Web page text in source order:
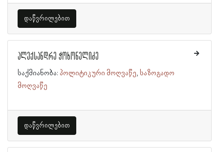
დაწვრილებით
ალექსანდრე ჭოხონელიძე
საქმიანობა: პოლიტიკური მოღვაწე საზოგადო
მოღვაწე
დაწვრილებით